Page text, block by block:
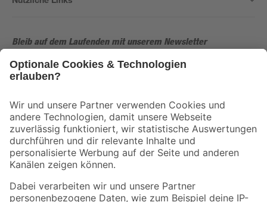
Bleib auf dem Laufenden mit unserem Newsletter
Der toom Newsletter: Keine Angebote und Aktionen mehr verpassen!
Folge uns
Zahlungsarten Versandarten